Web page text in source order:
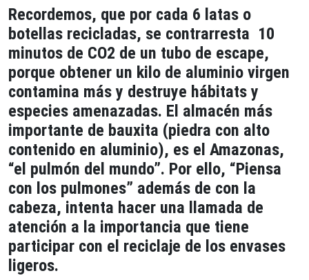
Recordemos, que por cada 6 latas o
botellas recicladas, se contrarresta 10
minutos de CO2 de un tubo de escape,
porque obtener un kilo de aluminio virgen
contamina más y destruye hábitats y
especies amenazadas. El almacén más
importante de bauxita (piedra con alto
contenido en aluminio), es el Amazonas,
“el pulmón del mundo”. Por ello, “Piensa
con los pulmones” además de con la
cabeza, intenta hacer una llamada de
atención a la importancia que tiene
participar con el reciclaje de los envases
ligeros.